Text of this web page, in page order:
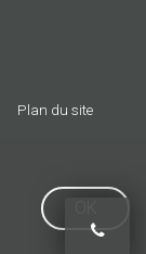
Plan du site